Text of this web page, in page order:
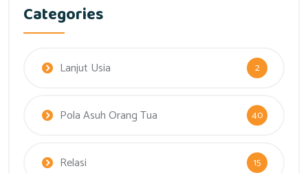
Categories
Lanjut Usia 2
Pola Asuh Orang Tua 40
Relasi 15